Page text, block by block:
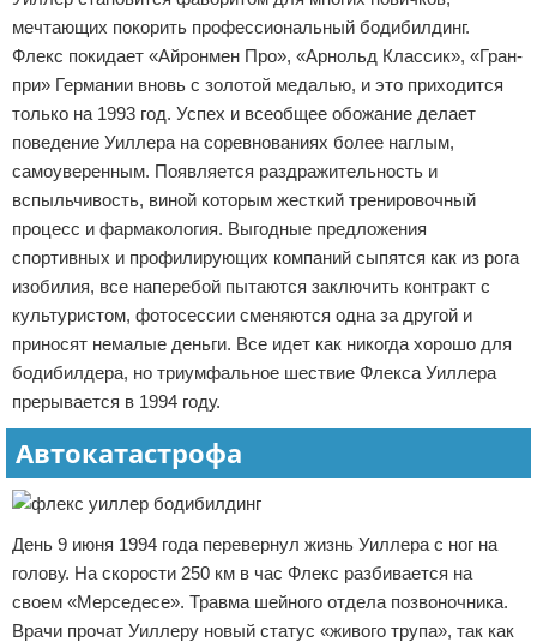
мечтающих покорить профессиональный бодибилдинг.
Флекс покидает «Айронмен Про», «Арнольд Классик», «Гран-
при» Германии вновь с золотой медалью, и это приходится
только на 1993 год. Успех и всеобщее обожание делает
поведение Уиллера на соревнованиях более наглым,
самоуверенным. Появляется раздражительность и
вспыльчивость, виной которым жесткий тренировочный
процесс и фармакология. Выгодные предложения
спортивных и профилирующих компаний сыпятся как из рога
изобилия, все наперебой пытаются заключить контракт с
культуристом, фотосессии сменяются одна за другой и
приносят немалые деньги. Все идет как никогда хорошо для
бодибилдера, но триумфальное шествие Флекса Уиллера
прерывается в 1994 году.
Автокатастрофа
День 9 июня 1994 года перевернул жизнь Уиллера с ног на
голову. На скорости 250 км в час Флекс разбивается на
своем «Мерседесе». Травма шейного отдела позвоночника.
Врачи прочат Уиллеру новый статус «живого трупа», так как